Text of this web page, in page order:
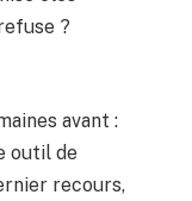
?
avant :
outil de
recours,